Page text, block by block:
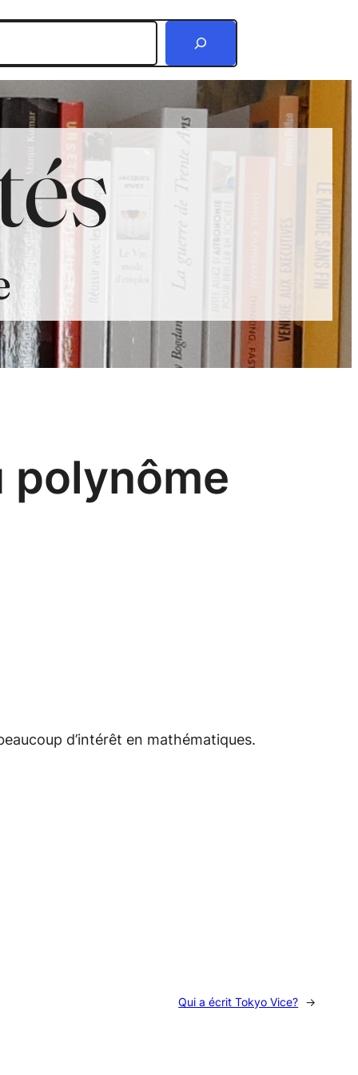
polynôme
d’intérêt en mathématiques.
Qui a écrit Tokyo Vice? →